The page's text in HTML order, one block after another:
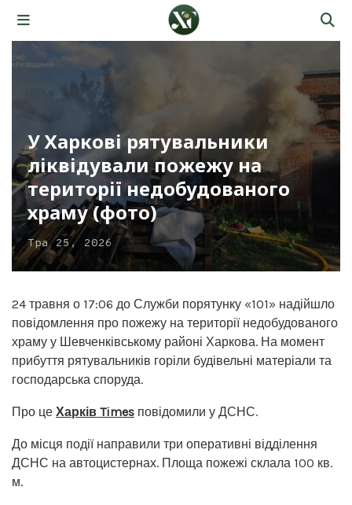
У Харкові рятувальники
ліквідували пожежу на
території недобудованого
храму (фото)
Тра 25, 2026
24 травня о 17:06 до Служби порятунку «101» надійшло
повідомлення про пожежу на території недобудованого
храму у Шевченківському районі Харкова. На момент
прибуття рятувальників горіли будівельні матеріали та
господарська споруда.
Про це Харків Times повідомили у ДСНС.
До місця події направили три оперативні відділення
ДСНС на автоцистернах. Площа пожежі склала 100 кв.
м.